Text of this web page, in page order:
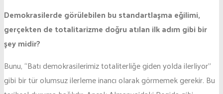
Demokrasilerde görülebilen bu standartlaşma eğilimi,
gerçekten de totalitarizme doğru atılan ilk adım gibi bir
şey midir?
Bunu, “Batı demokrasilerimiz totaliterliğe giden yolda ilerliyor”
gibi bir tür olumsuz ilerleme inancı olarak görmemek gerekir. Bu